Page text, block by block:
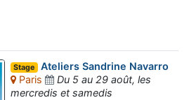
Stage Ateliers Sandrine Navarro
Paris
Du 5 au 29 août, les
mercredis et samedis